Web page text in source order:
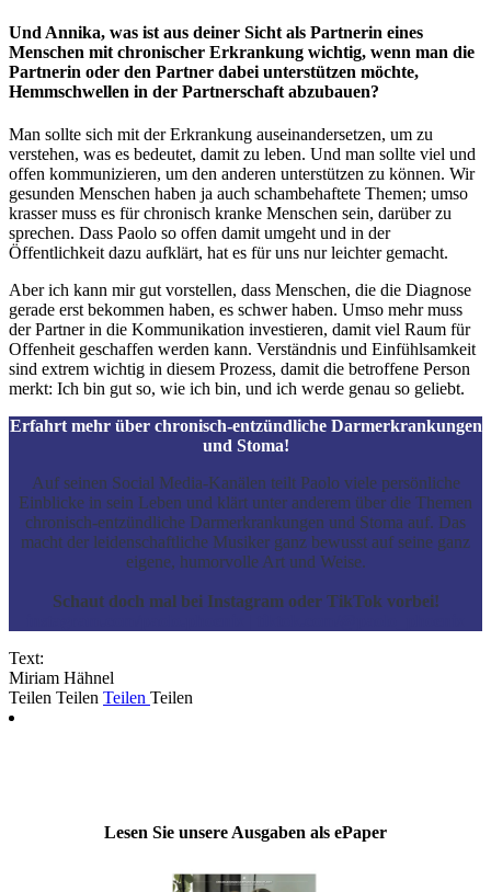
Und Annika, was ist aus deiner Sicht als Partnerin eines
Menschen mit chronischer Erkrankung wichtig, wenn man die
Partnerin oder den Partner dabei unterstützen möchte,
Hemmschwellen in der Partnerschaft abzubauen?
Man sollte sich mit der Erkrankung auseinandersetzen, um zu
verstehen, was es bedeutet, damit zu leben. Und man sollte viel und
offen kommunizieren, um den anderen unterstützen zu können. Wir
gesunden Menschen haben ja auch schambehaftete Themen; umso
krasser muss es für chronisch kranke Menschen sein, darüber zu
sprechen. Dass Paolo so offen damit umgeht und in der
Öffentlichkeit dazu aufklärt, hat es für uns nur leichter gemacht.
Aber ich kann mir gut vorstellen, dass Menschen, die die Diagnose
gerade erst bekommen haben, es schwer haben. Umso mehr muss
der Partner in die Kommunikation investieren, damit viel Raum für
Offenheit geschaffen werden kann. Verständnis und Einfühlsamkeit
sind extrem wichtig in diesem Prozess, damit die betroffene Person
merkt: Ich bin gut so, wie ich bin, und ich werde genau so geliebt.
Erfahrt mehr über chronisch-entzündliche Darmerkrankungen
und Stoma!
Auf seinen Social Media-Kanälen teilt Paolo viele persönliche
Einblicke in sein Leben und klärt unter anderem über die Themen
chronisch-entzündliche Darmerkrankungen und Stoma auf. Das
macht der leidenschaftliche Musiker ganz bewusst auf seine ganz
eigene, humorvolle Art und Weise.
Schaut doch mal bei Instagram oder TikTok vorbei!
Text:
Miriam Hähnel
Teilen Teilen Teilen Teilen
Lesen Sie unsere Ausgaben als ePaper